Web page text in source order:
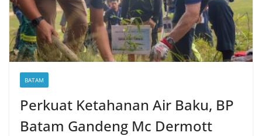
BATAM
Perkuat Ketahanan Air Baku, BP
Batam Gandeng Mc Dermott